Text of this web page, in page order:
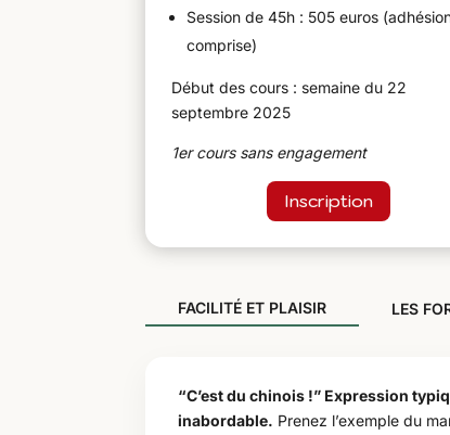
Session de 45h : 505 euros
comprise)
Début des cours : semaine du 22
septembre 2025
1er cours sans engagement
Inscription
FACILITÉ ET PLAISIR LES
“C’est du chinois !” Expression
inabordable. Prenez l’exemple du